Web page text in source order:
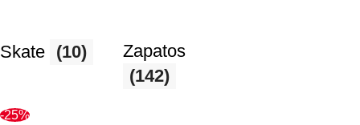
Skate (10)
Zapatos
(142)
-25%